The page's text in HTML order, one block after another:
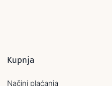
Kupnja
Načini plaćanja